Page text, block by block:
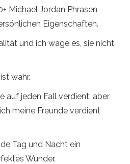
Michael Jordan Phrasen
Eigenschaften.
und ich wage es, sie nicht
wahr.
auf jeden Fall verdient, aber
meine Freunde verdient
Tag und Nacht ein
Wunder.